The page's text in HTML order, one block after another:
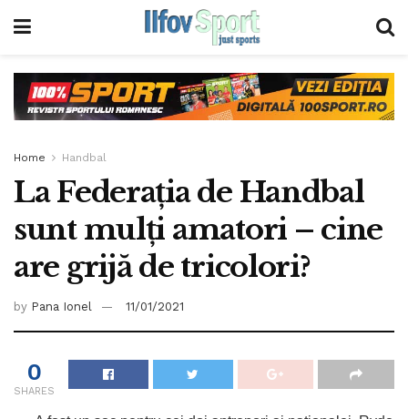
Home Handbal
La Federația de Handbal
sunt mulți amatori – cine
are grijă de tricolori?
by Pana Ionel 11/01/2021
0
SHARES